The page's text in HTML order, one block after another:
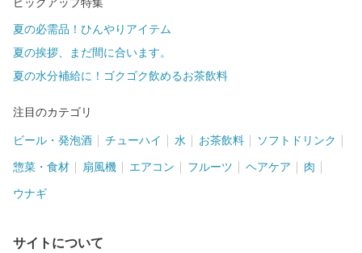
ピックアップ特集
夏の必需品！ひんやりアイテム
夏の挨拶、まだ間に合います。
夏の水分補給に！ゴクゴク飲めるお茶飲料
注目のカテゴリ
ビール・発泡酒 チューハイ 水 お茶飲料 ソフトドリンク
惣菜・食材 扇風機 エアコン フルーツ ヘアケア 肉
ウナギ
サイトについて